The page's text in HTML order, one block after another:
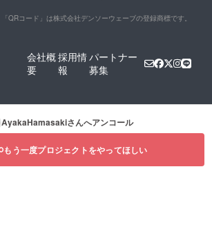
「QRコード」は株式会社デンソーウェーブの登録商標です。
会社概
要
採用情
報
パートナー
募集
AyakaHamasakiさんへアンコール
もう一度プロジェクトをやってほしい